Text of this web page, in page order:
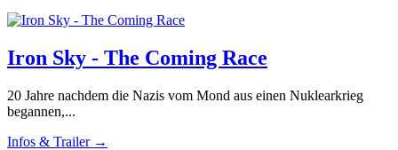
Iron Sky - The Coming Race
20 Jahre nachdem die Nazis vom Mond aus einen Nuklearkrieg
begannen,...
Infos & Trailer →